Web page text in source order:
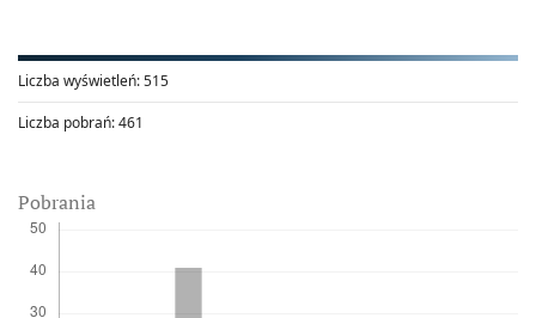
Liczba wyświetleń:515
Liczba pobrań:461
Pobrania